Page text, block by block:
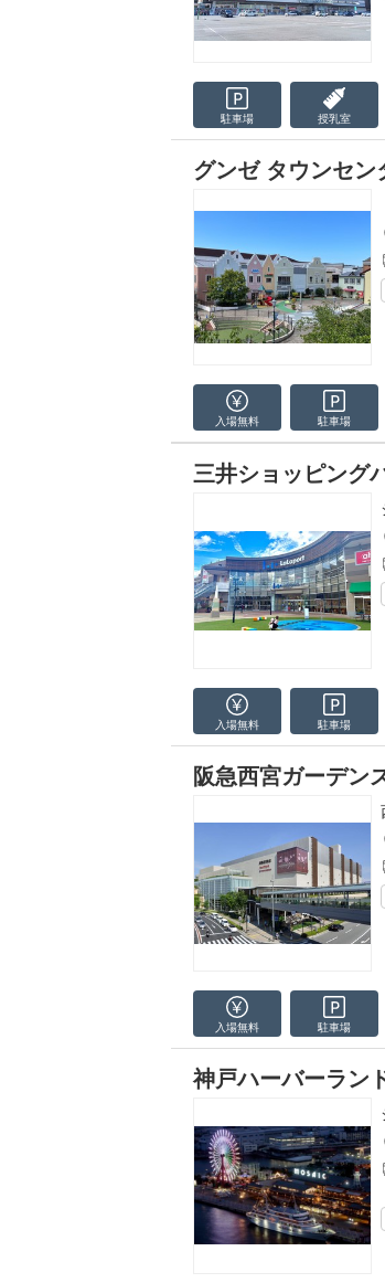
駐車場 授乳室
グンゼ タウンセン
入場無料 駐車場
三井ショッピング
入場無料 駐車場
阪急西宮ガーデン
入場無料 駐車場
神戸ハーバーラン